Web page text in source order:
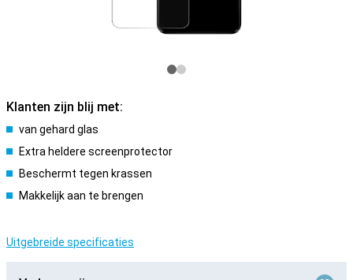
Klanten zijn blij met:
van gehard glas
Extra heldere screenprotector
Beschermt tegen krassen
Makkelijk aan te brengen
Uitgebreide specificaties